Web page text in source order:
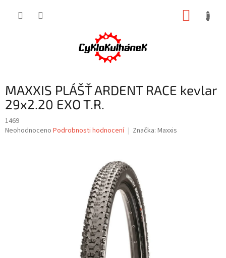
MAXXIS PLÁŠŤ ARDENT RACE kevlar
29x2.20 EXO T.R.
1469
Průměrné
Neohodnoceno Podrobnosti hodnocení Značka: Maxxis